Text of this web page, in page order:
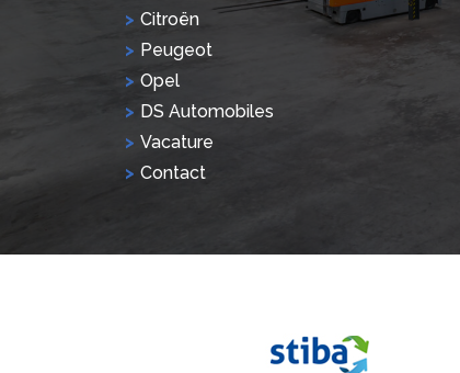
Citroën
Peugeot
Opel
DS Automobiles
Vacature
Contact